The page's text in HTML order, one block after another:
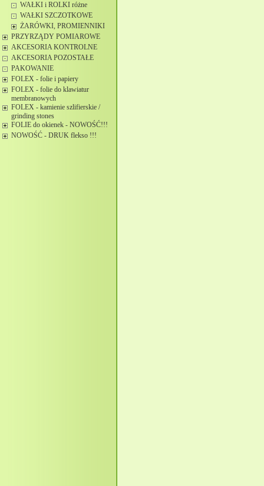
WAŁKI i ROLKI różne
WAŁKI SZCZOTKOWE
ŻARÓWKI, PROMIENNIKI
PRZYRZĄDY POMIAROWE
AKCESORIA KONTROLNE
AKCESORIA POZOSTAŁE
PAKOWANIE
FOLEX - folie i papiery
FOLEX - folie do klawiatur
membranowych
FOLEX - kamienie szlifierskie /
grinding stones
FOLIE do okienek - NOWOŚĆ!!!
NOWOŚĆ - DRUK flekso !!!